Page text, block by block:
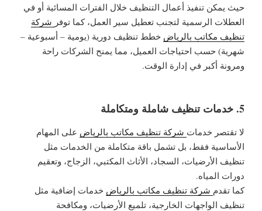
حيث يمكن تنفيذ أعمال التنظيف خلال الفترات المسائية أو في
العطلات الرسمية لتجنب تعطيل سير العمل، كما توفر شركة
تنظيف مكاتب بالرياض خطط تنظيف دورية (يومية – أسبوعية –
شهرية) حسب احتياجات العميل، مما يمنح الشركات راحة
ومرونة أكبر في إدارة الوقت.
5. خدمات تنظيف شاملة ومتكاملة
لا تقتصر خدمات شركة تنظيف مكاتب بالرياض على المهام
الأساسية فقط، بل تشمل باقة متكاملة من الخدمات مثل
تنظيف الأرضيات، السجاد، الأثاث المكتبي، الزجاج، وتعقيم
دورات المياه.
كما تقدم شركة تنظيف مكاتب بالرياض خدمات إضافية مثل
تنظيف الواجهات الخارجية، تلميع الأرضيات، ومكافحة